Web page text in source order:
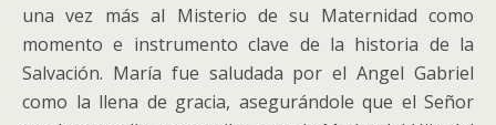
una vez más al Misterio de su Maternidad como
momento e instrumento clave de la historia de la
Salvación. María fue saludada por el Angel Gabriel
como la llena de gracia, asegurándole que el Señor